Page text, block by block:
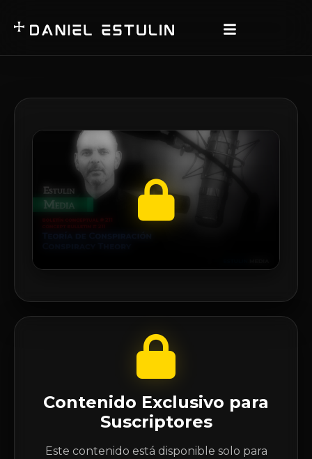
Contenido Exclusivo para
Suscriptores
Este contenido está disponible solo para